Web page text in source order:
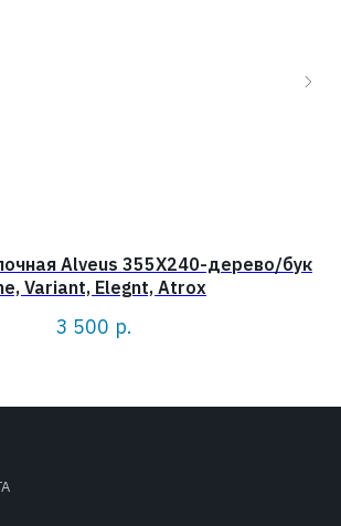
Alveus 355X240-дерево/бук
Variant, Elegnt, Atrox
3 500 р.